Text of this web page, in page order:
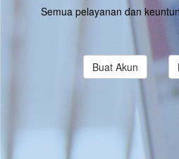
Semua pelayanan dan
Buat Akun